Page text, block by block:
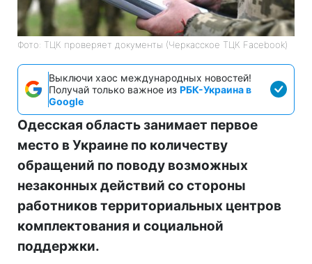
Фото: ТЦК проверяет документы (Черкасское ТЦК Facebook)
Выключи хаос международных новостей!
Получай только важное из РБК-Украина в
Google
Одесская область занимает первое
место в Украине по количеству
обращений по поводу возможных
незаконных действий со стороны
работников территориальных центров
комплектования и социальной
поддержки.